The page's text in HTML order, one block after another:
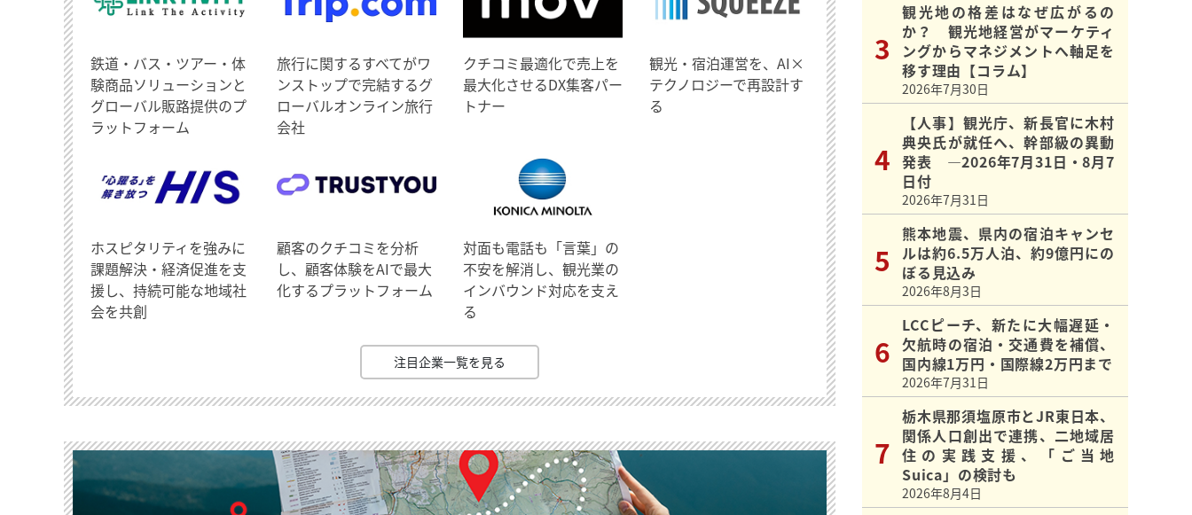
鉄道・バス・ツアー・体
験商品ソリューションと
グローバル販路提供のプ
ラットフォーム
旅行に関するすべてがワ
ンストップで完結するグ
ローバルオンライン旅行
会社
クチコミ最適化で売上を
最大化させるDX集客パー
トナー
観光・宿泊運営を、AI×
テクノロジーで再設計す
る
ホスピタリティを強みに
課題解決・経済促進を支
援し、持続可能な地域社
会を共創
顧客のクチコミを分析
し、顧客体験をAIで最大
化するプラットフォーム
対面も電話も「言葉」の
不安を解消し、観光業の
インバウンド対応を支え
る
注目企業一覧を見る
観光地の格差はなぜ広がるの
か？ 観光地経営がマーケティ
ングからマネジメントへ軸足を
移す理由【コラム】
2026年7月30日
【人事】観光庁、新長官に木村
典央氏が就任へ、幹部級の異動
発表 ―2026年7月31日・8月7
日付
2026年7月31日
熊本地震、県内の宿泊キャンセ
ルは約6.5万人泊、約9億円にの
ぼる見込み
2026年8月3日
LCCピーチ、新たに大幅遅延・
欠航時の宿泊・交通費を補償、
国内線1万円・国際線2万円まで
2026年7月31日
栃木県那須塩原市とJR東日本、
関係人口創出で連携、二地域居
住の実践支援、「ご当地
Suica」の検討も
2026年8月4日